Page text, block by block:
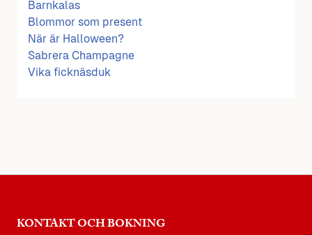
Barnkalas
Blommor som present
När är Halloween?
Sabrera Champagne
Vika ficknäsduk
KONTAKT OCH BOKNING